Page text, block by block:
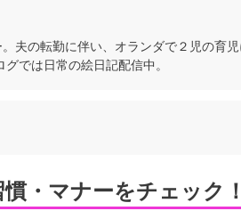
夫の転勤に伴い、オランダで２児の育
では日常の絵日記配信中。
・マナーをチェック！